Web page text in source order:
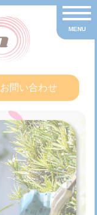
お問い合わせ
toggle
MENU